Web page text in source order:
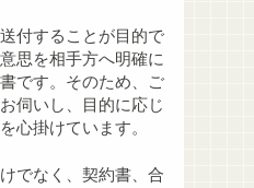
付することが目的で
思を相手方へ明確に
です。そのため、ご
伺いし、目的に応じ
心掛けています。
でなく、契約書、合